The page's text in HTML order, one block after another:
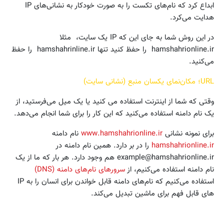
هدایت می‌کرد.
در این روش شما به جای این که IP یک سایت، ‌ مثلا
hamshahrionline.ir را حفظ کنید تنها hamshahrinline.ir را حفظ
می‌کنید.
URL؛ مکان‌نمای یکسان منبع (نشانی سایت)
وقتی که شما از اینترنت استفاده می کنید یا یک میل می‌فرستید، از
یک نام دامنه استفاده می‌کنید که این کار را برای شما انجام می‌دهد.
برای نمونه نشانی www.hamshahrionline.ir نام دامنه
hamshahrionline.ir را در بر دارد. همین نام دامنه در
example@hamshahrionline.ir هم وجود دارد. هر بار که ما از یک
نام دامنه استفاده می‌کنیم، ازسرورهای نام‌های دامنه (DNS)
استفاده می‌کنیم که نام‌های دامنه قابل خواندن برای انسان را به IP
های قابل فهم برای ماشین تبدیل می‌کند.